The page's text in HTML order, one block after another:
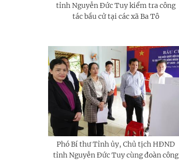
tỉnh Nguyễn Đức Tuy kiểm tra công
tác bầu cử tại các xã Ba Tô
Phó Bí thư Tỉnh ủy, Chủ tịch HĐND
tỉnh Nguyễn Đức Tuy cùng đoàn công